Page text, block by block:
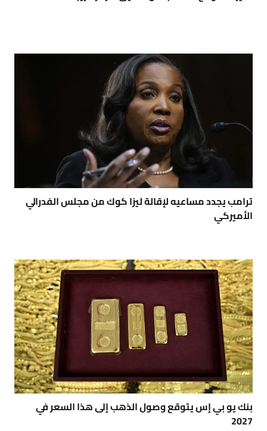
ترامب يجدد مساعيه لإقالة ليزا كوك من مجلس الفدرالي
الأميركي
بنك يو بي إس يتوقع وصول الذهب إلى هذا السعر في
2027